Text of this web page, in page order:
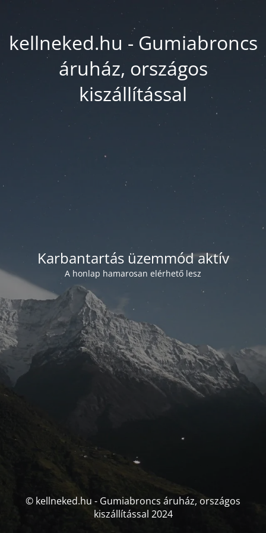
kellneked.hu - Gumiabroncs
áruház, országos
kiszállítással
Karbantartás üzemmód aktív
A honlap hamarosan elérhető lesz
© kellneked.hu - Gumiabroncs áruház, országos
kiszállítással 2024